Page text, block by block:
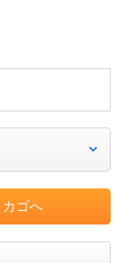
カゴへ